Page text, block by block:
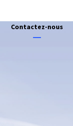
Contactez-nous